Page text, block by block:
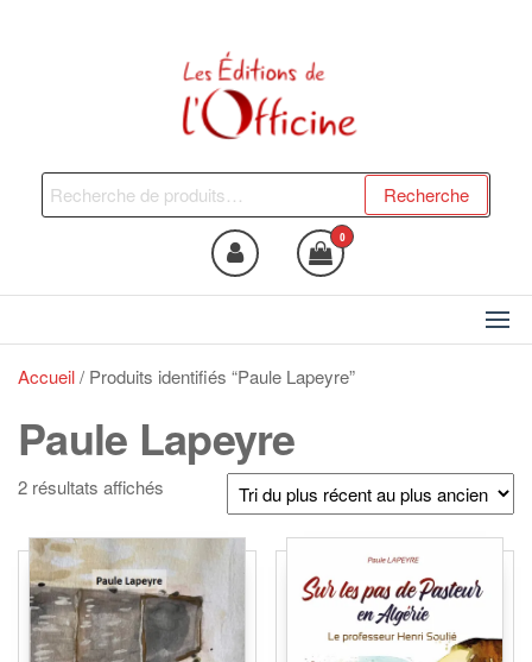
Les Editions de l'Officine
du bien !
Recherche
pour :
Recherche
0
Accueil/ Produits identifiés “Paule Lapeyre”
Paule Lapeyre
2 résultats affichés
plus
récent
au
plus
ancien